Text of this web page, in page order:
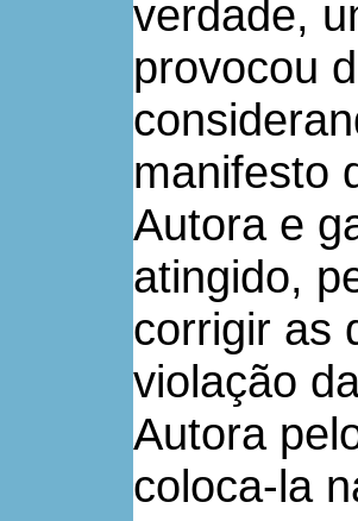
verdade,
provocou
manifesto
Autora e
atingido,
corrigir as
violação
Autora
coloca-la